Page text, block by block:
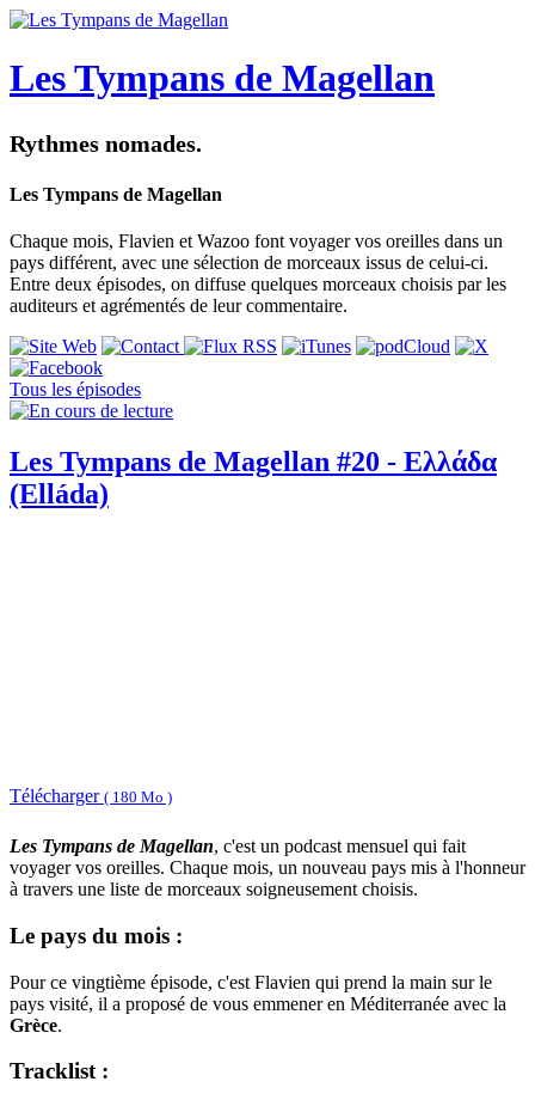
Les Tympans de Magellan
Rythmes nomades.
Les Tympans de Magellan
Chaque mois, Flavien et Wazoo font voyager vos oreilles dans un
pays différent, avec une sélection de morceaux issus de celui-ci.
Entre deux épisodes, on diffuse quelques morceaux choisis par les
auditeurs et agrémentés de leur commentaire.
Tous les épisodes
Les Tympans de Magellan #20 - Ελλάδα
(Elláda)
Télécharger ( 180 Mo )
Les Tympans de Magellan, c'est un podcast mensuel qui fait
voyager vos oreilles. Chaque mois, un nouveau pays mis à l'honneur
à travers une liste de morceaux soigneusement choisis.
Le pays du mois :
Pour ce vingtième épisode, c'est Flavien qui prend la main sur le
pays visité, il a proposé de vous emmener en Méditerranée avec la
Grèce.
Tracklist :